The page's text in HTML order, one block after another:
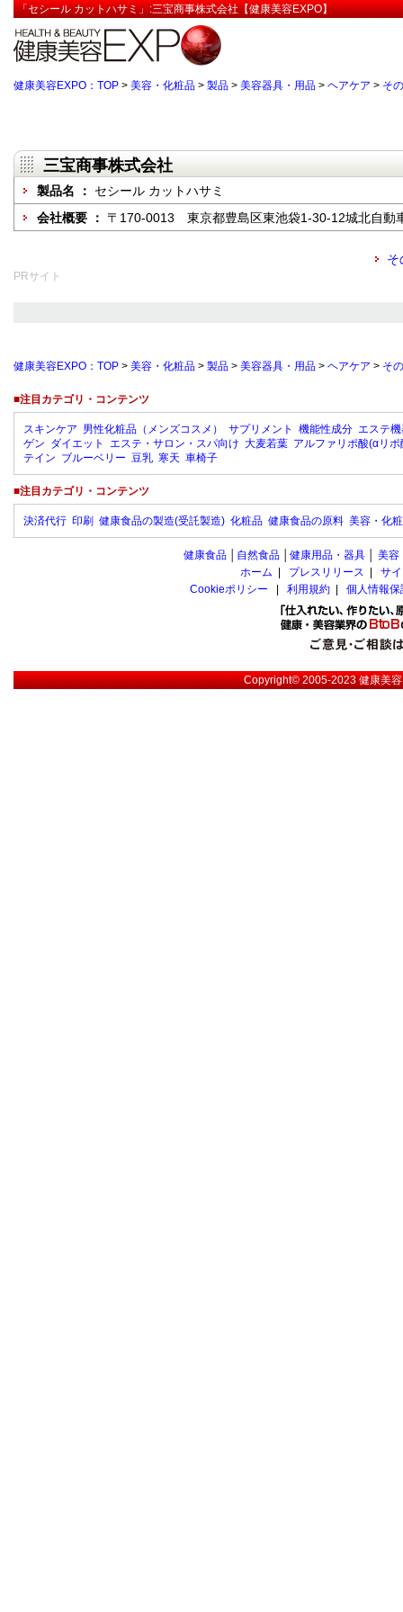
「セシール カットハサミ」:三宝商事株式会社【健康美容EXPO】
健康美容EXPO：TOP > 美容・化粧品 > 製品 > 美容器具・用品 > ヘアケア > そ
三宝商事株式会社
製品名 ： セシール カットハサミ
会社概要 ： 〒170-0013 東京都豊島区東池袋1-30-12城北自動
そ
PRサイト
健康美容EXPO：TOP > 美容・化粧品 > 製品 > 美容器具・用品 > ヘアケア > そ
■注目カテゴリ・コンテンツ
スキンケア 男性化粧品（メンズコスメ） サプリメント 機能性成分 エステ
ゲン ダイエット エステ・サロン・スパ向け 大麦若葉 アルファリポ酸(αリポ
テイン ブルーベリー 豆乳 寒天 車椅子
■注目カテゴリ・コンテンツ
決済代行 印刷 健康食品の製造(受託製造) 化粧品 健康食品の原料 美容・化
健康食品 自然食品 健康用品・器具 美容
ホーム
プレスリリース
サ
Cookieポリシー
利用規約 個人情報
Copyright© 2005-2023健康美